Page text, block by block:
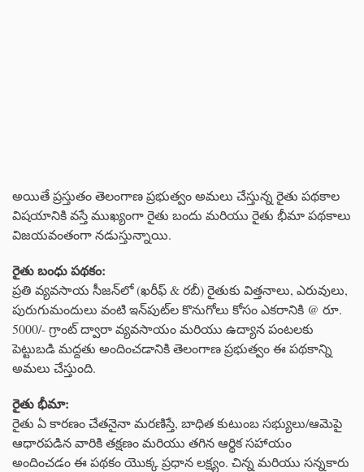
అయితే ప్రస్తుతం తెలంగాణ ప్రభుత్వం అమలు చేస్తున్న రైతు పథకాల
విషయానికి వస్తే ముఖ్యంగా రైతు బందు మరియు రైతు భీమా పథకాలు
విజయవంతంగా నడుస్తున్నాయి.
రైతు బంధు పథకం:
ప్రతి వ్యవసాయ సీజన్‌లో (ఖరీఫ్ & రబీ) రైతుకు విత్తనాలు, ఎరువులు,
పురుగుమందులు వంటి ఇన్‌పుట్‌ల కొనుగోలు కోసం ఎకరానికి @ రూ.
5000/- గ్రాంట్ ద్వారా వ్యవసాయం మరియు ఉద్యాన పంటలకు
పెట్టుబడి మద్దతు అందించడానికి తెలంగాణ ప్రభుత్వం ఈ పథకాన్ని
అమలు చేస్తుంది.
రైతు భీమా:
రైతు ఏ కారణం చేతనైనా మరణిస్తే, బాధిత కుటుంబ సభ్యులు/ఆమెపై
ఆధారపడిన వారికి తక్షణం మరియు తగిన ఆర్థిక సహాయం
అందించడం ఈ పథకం యొక్క ప్రధాన లక్ష్యం. చిన్న మరియు సన్నకారు